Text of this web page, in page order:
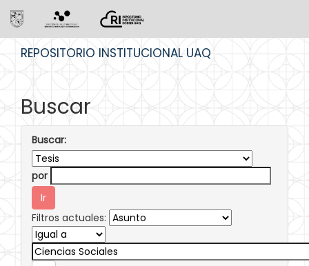
REPOSITORIO INSTITUCIONAL UAQ
Buscar
Buscar:
por
Filtros actuales: